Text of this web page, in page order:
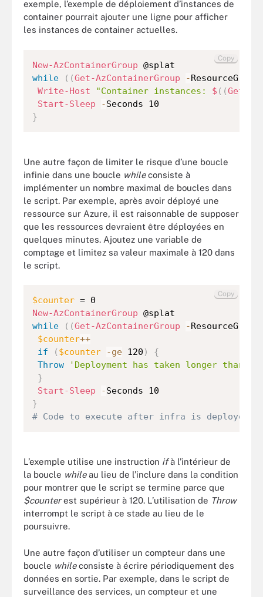
exemple, l’exemple de déploiement d’instances de
container pourrait ajouter une ligne pour afficher
les instances de container actuelles.
New-AzContainerGroup
while
( (Get-AzContainerGroup -
Write-Host
"Container instances: $ ( (Get-
Start-Sleep
-
}
Copy
Une autre façon de limiter le risque d’une boucle
infinie dans une boucle whileconsiste à
implémenter un nombre maximal de boucles dans
le script. Par exemple, après avoir déployé une
ressource sur Azure, il est raisonnable de supposer
que les ressources devraient être déployées en
quelques minutes. Ajoutez une variable de
comptage et limitez sa valeur maximale à 120 dans
le script.
$counter
New-AzContainerGroup
while
( (Get-AzContainerGroup -
$counter++
if
( $counter -ge 120 )
{
Throw
'Deployment has taken longer than
}
Start-Sleep
-
}
# Code to execute after infra is deployed
Copy
L’exemple utilise une instruction ifà l’intérieur de
la boucle whileau lieu de l’inclure dans la condition
pour montrer que le script se termine parce que
$counterest supérieur à 120. L’utilisation de Throw
interrompt le script à ce stade au lieu de le
poursuivre.
Une autre façon d’utiliser un compteur dans une
boucle whileconsiste à écrire périodiquement des
données en sortie. Par exemple, dans le script de
surveillance des services, un compteur et une